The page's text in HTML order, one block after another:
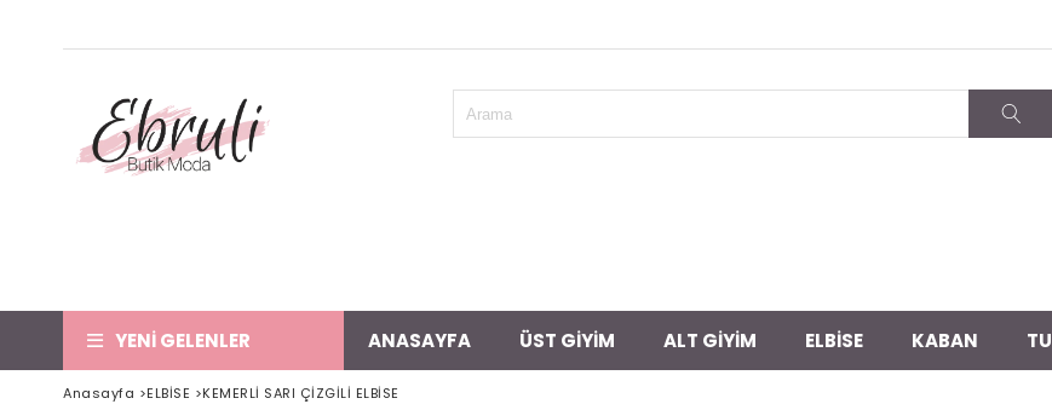
YENİ GELENLER ANASAYFA ÜST GİYİM ALT GİYİM ELBİSE KABAN
Anasayfa >ELBİSE >KEMERLİ SARI ÇİZGİLİ ELBİSE